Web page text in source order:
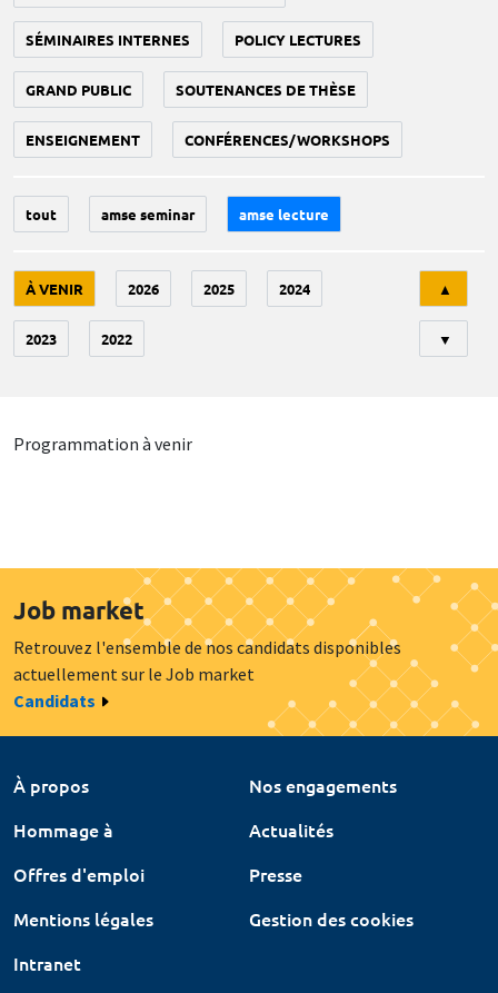
SÉMINAIRES INTERNES POLICY LECTURES
GRAND PUBLIC SOUTENANCES DE THÈSE
ENSEIGNEMENT CONFÉRENCES/WORKSHOPS
tout amse seminar amse lecture
À VENIR 2026 2025 2024
2023 2022
▲
▼
Programmation à venir
Job market
Retrouvez l'ensemble de nos candidats disponibles
actuellement sur le Job market
Candidats
À propos
Nos engagements
Hommage à
Actualités
Offres d'emploi
Presse
Mentions légales
Gestion des cookies
Intranet